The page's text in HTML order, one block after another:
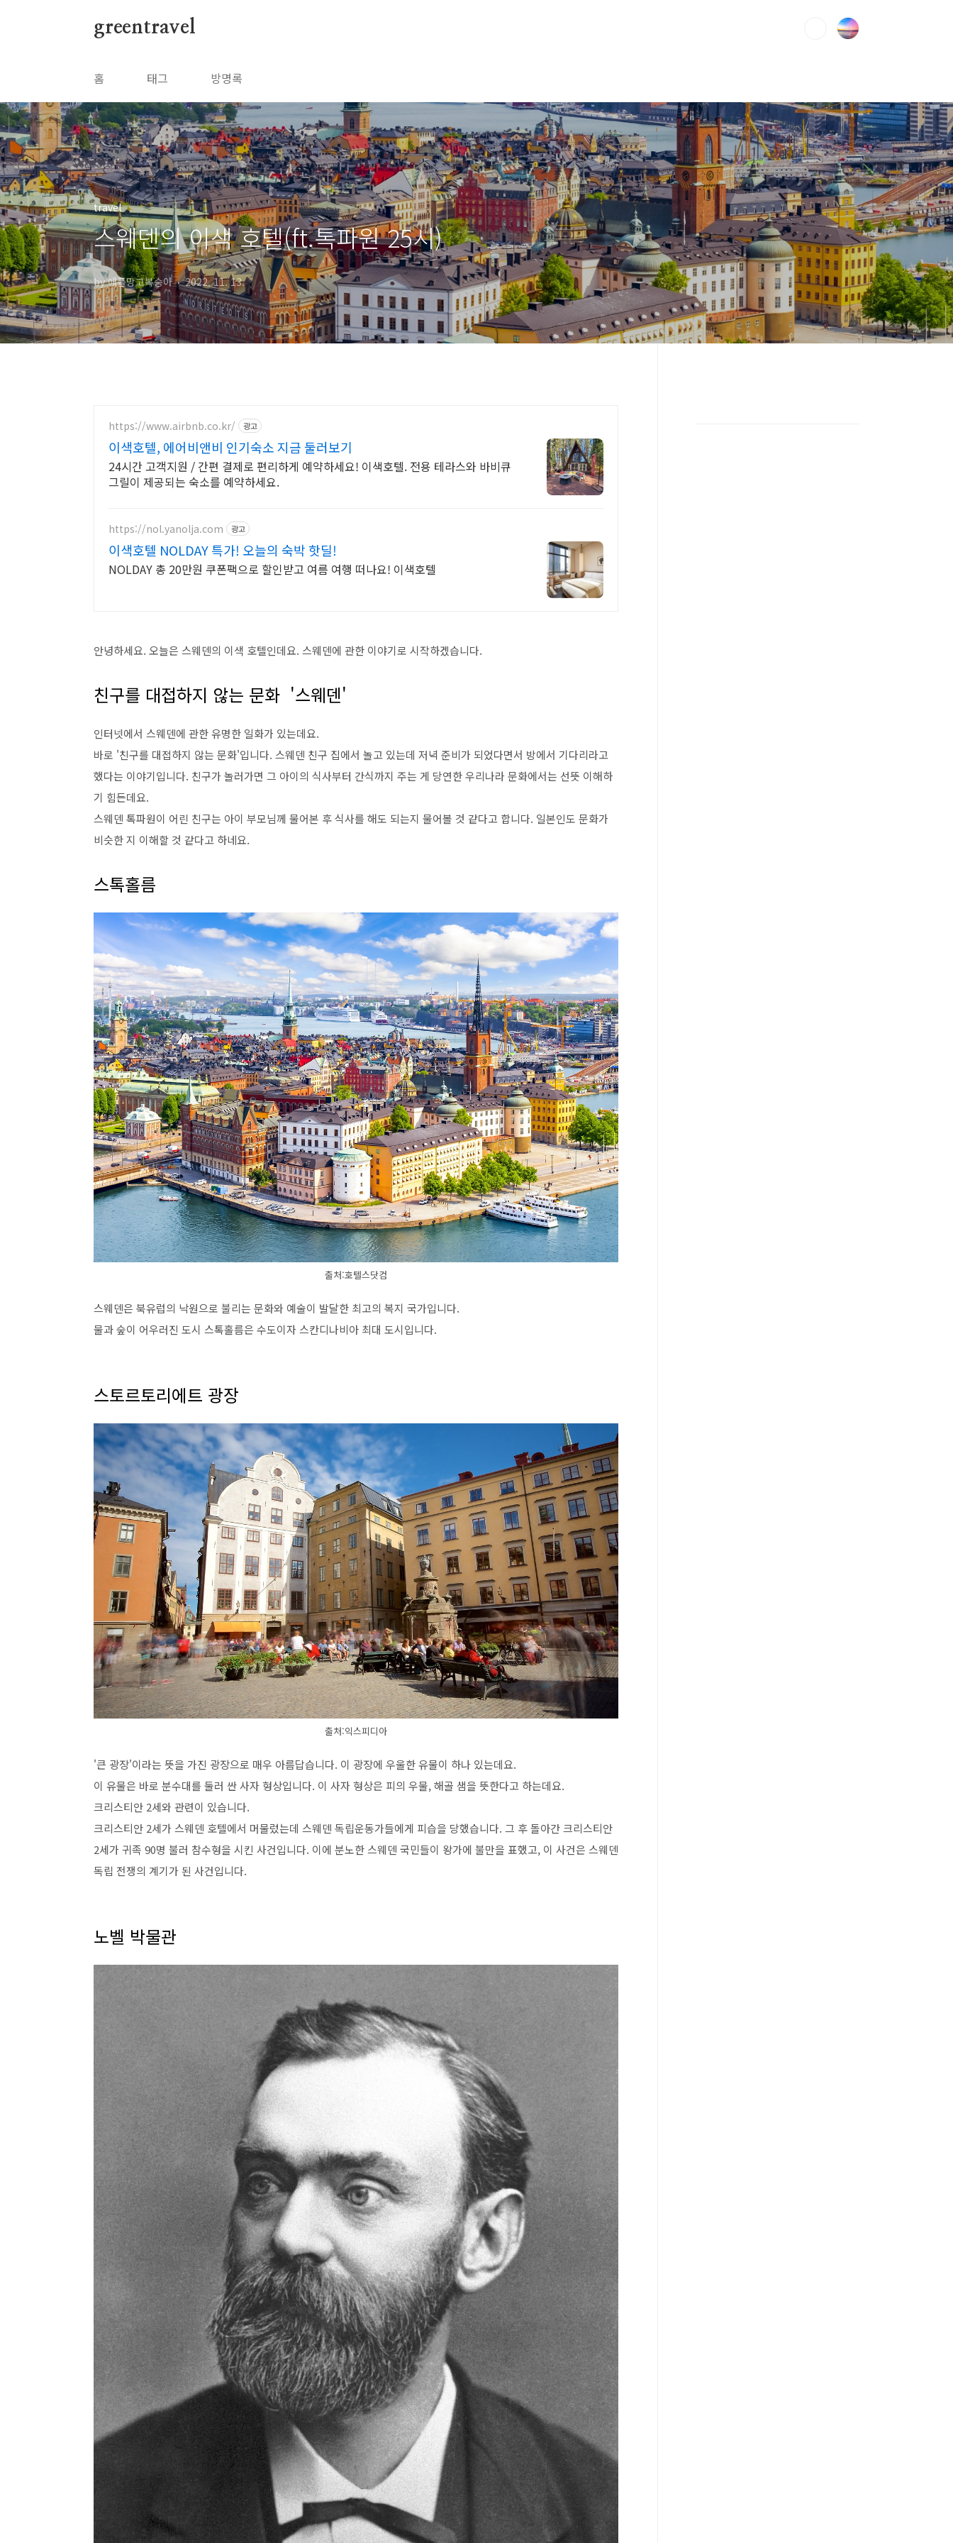
greentravel
홈 태그 방명록
travel
스웨덴의 이색 호텔(ft.톡파원 25시)
by 애플망고복숭아 2022. 11. 13.
https://www.airbnb.co.kr/ 광고
이색호텔, 에어비앤비 인기숙소 지금 둘러보기
24시간 고객지원 / 간편 결제로 편리하게 예약하세요! 이색호텔. 전용 테라스와 바비큐
그릴이 제공되는 숙소를 예약하세요.
https://nol.yanolja.com 광고
이색호텔 NOLDAY 특가! 오늘의 숙박 핫딜!
NOLDAY 총 20만원 쿠폰팩으로 할인받고 여름 여행 떠나요! 이색호텔
안녕하세요. 오늘은 스웨덴의 이색 호텔인데요. 스웨덴에 관한 이야기로 시작하겠습니다.
친구를 대접하지 않는 문화 '스웨덴'
인터넷에서 스웨덴에 관한 유명한 일화가 있는데요.
바로 '친구를 대접하지 않는 문화'입니다. 스웨덴 친구 집에서 놀고 있는데 저녁 준비가 되었다면서 방에서 기다리라고
했다는 이야기입니다. 친구가 놀러가면 그 아이의 식사부터 간식까지 주는 게 당연한 우리나라 문화에서는 선뜻 이해하
기 힘든데요.
스웨덴 톡파원이 어린 친구는 아이 부모님께 물어본 후 식사를 해도 되는지 물어볼 것 같다고 합니다. 일본인도 문화가
비슷한 지 이해할 것 같다고 하네요.
스톡홀름
출처:호텔스닷컴
스웨덴은 북유럽의 낙원으로 불리는 문화와 예술이 발달한 최고의 복지 국가입니다.
물과 숲이 어우러진 도시 스톡홀름은 수도이자 스칸디나비아 최대 도시입니다.
스토르토리에트 광장
출처:익스피디아
'큰 광장'이라는 뜻을 가진 광장으로 매우 아름답습니다. 이 광장에 우울한 유물이 하나 있는데요.
이 유물은 바로 분수대를 둘러 싼 사자 형상입니다. 이 사자 형상은 피의 우물, 해골 샘을 뜻한다고 하는데요.
크리스티안 2세와 관련이 있습니다.
크리스티안 2세가 스웨덴 호텔에서 머물렀는데 스웨덴 독립운동가들에게 피습을 당했습니다. 그 후 돌아간 크리스티안
2세가 귀족 90명 불러 참수형을 시킨 사건입니다. 이에 분노한 스웨덴 국민들이 왕가에 불만을 표했고, 이 사건은 스웨덴
독립 전쟁의 계기가 된 사건입니다.
노벨 박물관